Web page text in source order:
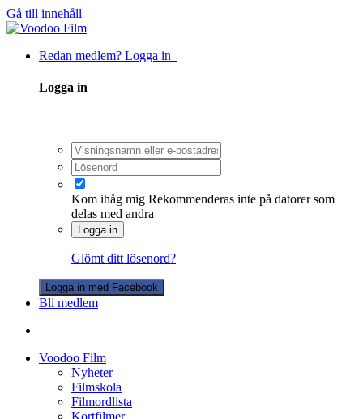
Gå till innehåll
Redan medlem? Logga in
Logga in
Kom ihåg mig Rekommenderas inte på datorer som
delas med andra
Logga in
Glömt ditt lösenord?
Logga in med Facebook
Bli medlem
Voodoo Film
Nyheter
Filmskola
Filmordlista
Kortfilmer